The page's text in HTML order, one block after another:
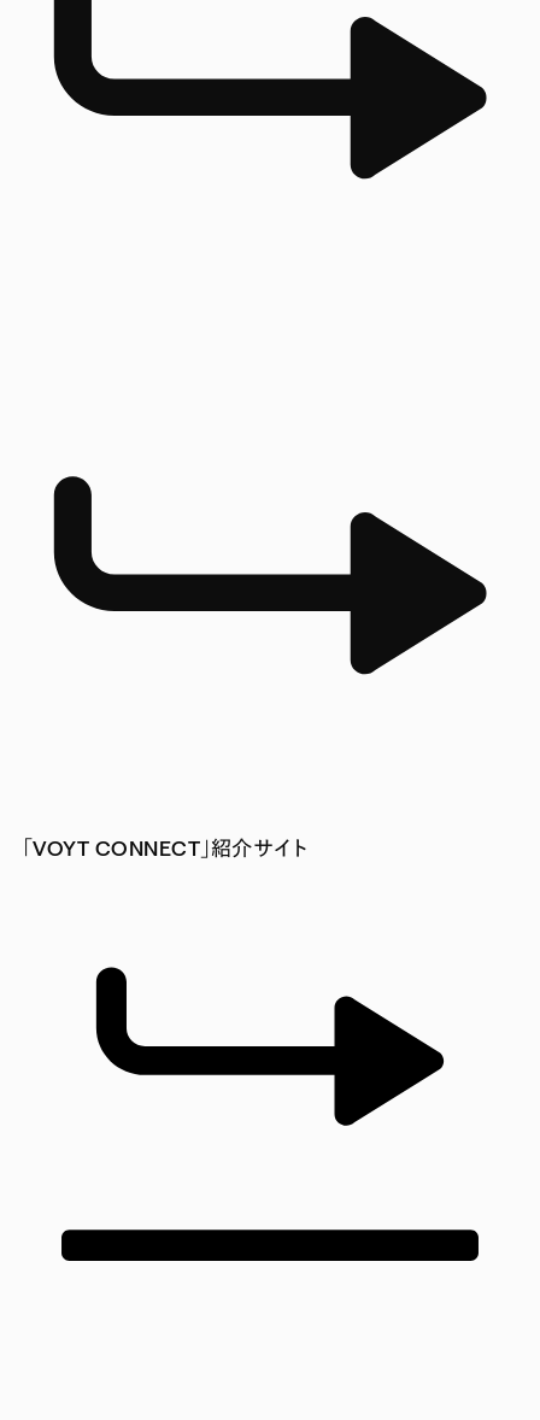
「VOYT CONNECT」紹介サイト